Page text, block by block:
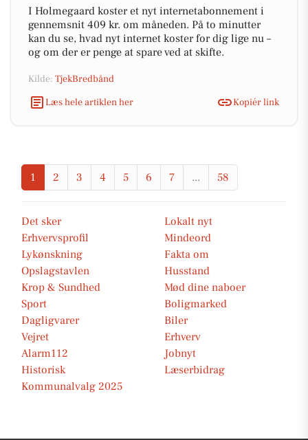
I Holmegaard koster et nyt internetabonnement i
gennemsnit 409 kr. om måneden. På to minutter
kan du se, hvad nyt internet koster for dig lige nu –
og om der er penge at spare ved at skifte.
Kilde: TjekBredbånd
Læs hele artiklen her
Kopiér link
1 2 3 4 5 6 7 ... 58
Det sker
Lokalt nyt
Erhvervsprofil
Mindeord
Lykønskning
Fakta om
Opslagstavlen
Husstand
Krop & Sundhed
Mød dine naboer
Sport
Boligmarked
Dagligvarer
Biler
Vejret
Erhverv
Alarm112
Jobnyt
Historisk
Læserbidrag
Kommunalvalg 2025